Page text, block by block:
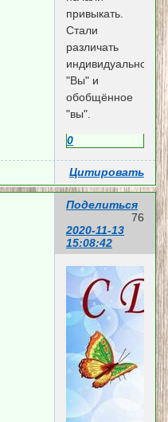
привыкать.
Стали
различать
индивидуальное
"Вы" и
обобщённое
"вы".
0
Цитировать
Поделиться
76
2020-11-13
15:08:42